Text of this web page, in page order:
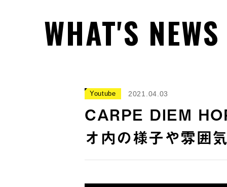
WHAT'S NEWS
Youtube 2021.04.03
CARPE DIEM
オ内の様子や雰囲